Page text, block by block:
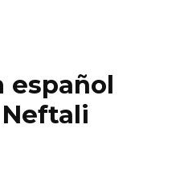
español